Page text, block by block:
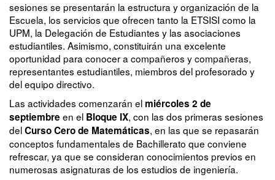
sesiones se presentarán la estructura y organización de la
Escuela, los servicios que ofrecen tanto la ETSISI como la
UPM, la Delegación de Estudiantes y las asociaciones
estudiantiles. Asimismo, constituirán una excelente
oportunidad para conocer a compañeros y compañeras,
representantes estudiantiles, miembros del profesorado y
del equipo directivo.
Las actividades comenzarán el miércoles 2 de
septiembre en el Bloque IX, con las dos primeras sesiones
delCurso Cero de Matemáticas, en las que se repasarán
conceptos fundamentales de Bachillerato que conviene
refrescar, ya que se consideran conocimientos previos en
numerosas asignaturas de los estudios de ingeniería.